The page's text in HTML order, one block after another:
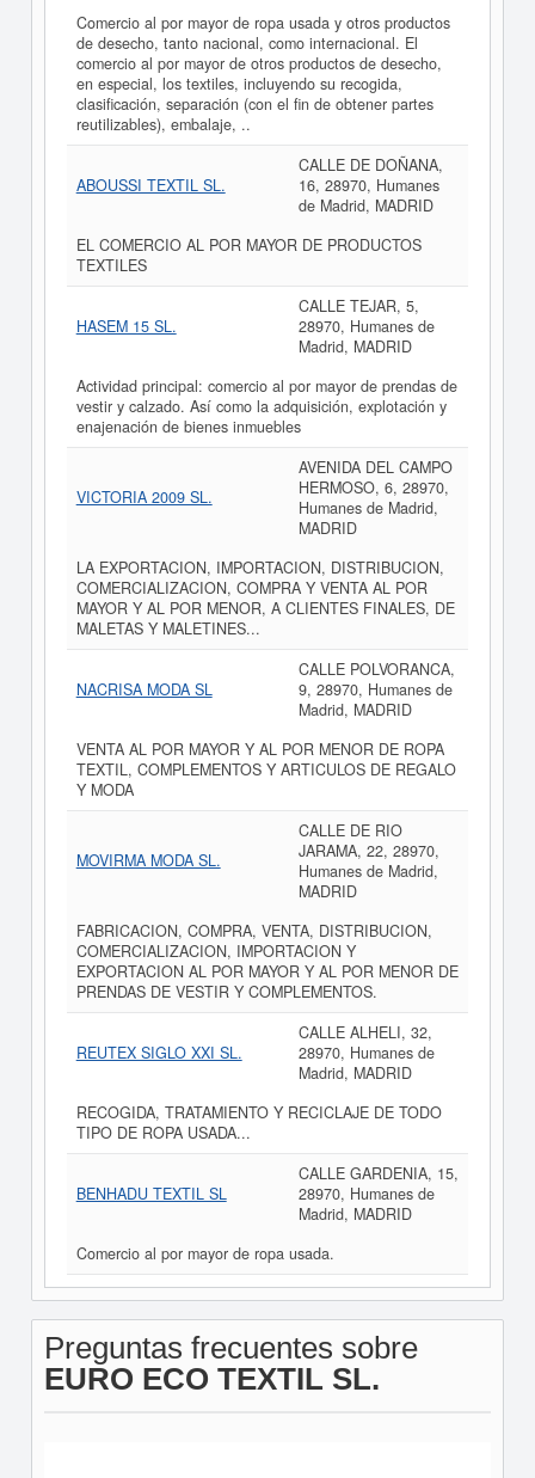
Comercio al por mayor de ropa usada y otros productos
de desecho, tanto nacional, como internacional. El
comercio al por mayor de otros productos de desecho,
en especial, los textiles, incluyendo su recogida,
clasificación, separación (con el fin de obtener partes
reutilizables), embalaje, ..
ABOUSSI TEXTIL SL.
CALLE DE DOÑANA,
16, 28970, Humanes
de Madrid, MADRID
EL COMERCIO AL POR MAYOR DE PRODUCTOS
TEXTILES
HASEM 15 SL.
CALLE TEJAR, 5,
28970, Humanes de
Madrid, MADRID
Actividad principal: comercio al por mayor de prendas de
vestir y calzado. Así como la adquisición, explotación y
enajenación de bienes inmuebles
VICTORIA 2009 SL.
AVENIDA DEL CAMPO
HERMOSO, 6, 28970,
Humanes de Madrid,
MADRID
LA EXPORTACION, IMPORTACION, DISTRIBUCION,
COMERCIALIZACION, COMPRA Y VENTA AL POR
MAYOR Y AL POR MENOR, A CLIENTES FINALES, DE
MALETAS Y MALETINES...
NACRISA MODA SL
CALLE POLVORANCA,
9, 28970, Humanes de
Madrid, MADRID
VENTA AL POR MAYOR Y AL POR MENOR DE ROPA
TEXTIL, COMPLEMENTOS Y ARTICULOS DE REGALO
Y MODA
MOVIRMA MODA SL.
CALLE DE RIO
JARAMA, 22, 28970,
Humanes de Madrid,
MADRID
FABRICACION, COMPRA, VENTA, DISTRIBUCION,
COMERCIALIZACION, IMPORTACION Y
EXPORTACION AL POR MAYOR Y AL POR MENOR DE
PRENDAS DE VESTIR Y COMPLEMENTOS.
REUTEX SIGLO XXI SL.
CALLE ALHELI, 32,
28970, Humanes de
Madrid, MADRID
RECOGIDA, TRATAMIENTO Y RECICLAJE DE TODO
TIPO DE ROPA USADA...
BENHADU TEXTIL SL
CALLE GARDENIA, 15,
28970, Humanes de
Madrid, MADRID
Comercio al por mayor de ropa usada.
Preguntas frecuentes sobre
EURO ECO TEXTIL SL.